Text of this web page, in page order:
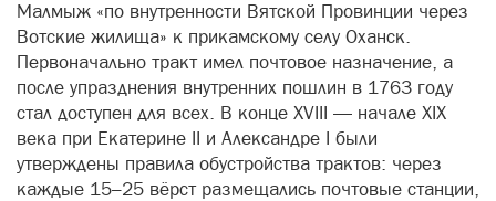
Малмыж «по внутренности Вятской Провинции через
Вотские жилища» к прикамскому селу Оханск.
Первоначально тракт имел почтовое назначение, а
после упразднения внутренних пошлин в 1763 году
стал доступен для всех. В конце XVIII — начале XIX
века при Екатерине II и Александре I были
утверждены правила обустройства трактов: через
каждые 15–25 вёрст размещались почтовые станции,